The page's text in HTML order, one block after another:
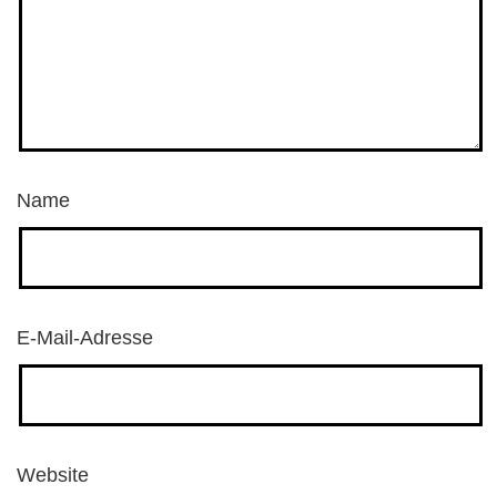
Name
E-Mail-Adresse
Website